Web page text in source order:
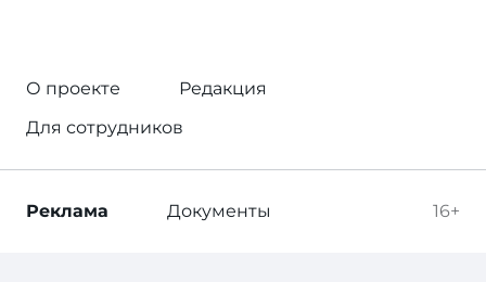
О проекте
Редакция
Для сотрудников
16+
Реклама Документы